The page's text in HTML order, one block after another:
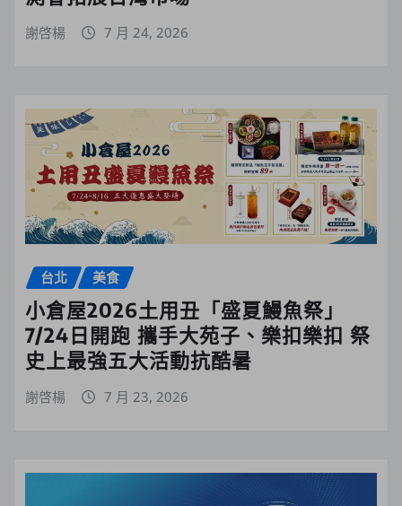
謝啓楊 7 月 24, 2026
台北 美食
小倉屋2026土用丑「盛夏鰻魚祭」
7/24日開跑 攜手大苑子、樂扣樂扣 祭
史上最強五大活動抗酷暑
謝啓楊 7 月 23, 2026